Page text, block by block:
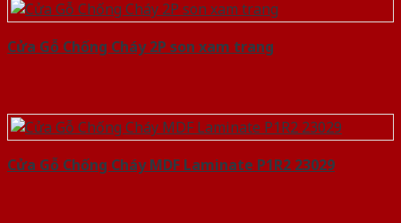
Cửa Gỗ Chống Cháy 2P son xam trang
Cửa Gỗ Chống Cháy MDF Laminate P1R2 23029